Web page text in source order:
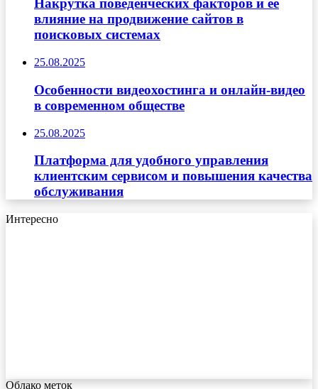
Накрутка поведенческих факторов и её
влияние на продвижение сайтов в
поисковых системах
25.08.2025
Особенности видеохостинга и онлайн-видео
в современном обществе
25.08.2025
Платформа для удобного управления
клиентским сервисом и повышения качества
обслуживания
Интересно
Облако меток